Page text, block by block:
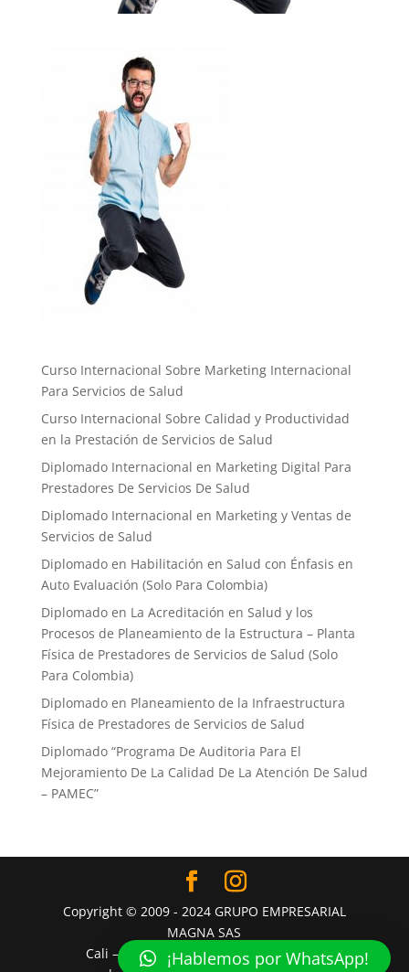
Curso Internacional Sobre Marketing Internacional
Para Servicios de Salud
Curso Internacional Sobre Calidad y Productividad
en la Prestación de Servicios de Salud
Diplomado Internacional en Marketing Digital Para
Prestadores De Servicios De Salud
Diplomado Internacional en Marketing y Ventas de
Servicios de Salud
Diplomado en Habilitación en Salud con Énfasis en
Auto Evaluación ​(Solo Para Colombia)
Diplomado en La Acreditación en Salud y los
Procesos de Planeamiento de la Estructura – Planta
Física de Prestadores de Servicios de Salud (Solo
Para Colombia)
Diplomado en Planeamiento de la Infraestructura
Física de Prestadores de Servicios de Salud
Diplomado “Programa De Auditoria Para El
Mejoramiento ​De La Calidad De La Atención De Salud
– PAMEC”
Copyright © 2009 - 2024 GRUPO EMPRESARIAL
MAGNA SAS
Cali – Colombia – Latinoamérica - Mail:
¡Hablemos por WhatsApp!